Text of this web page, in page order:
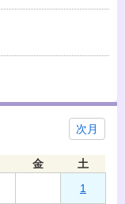
次月
金
土
1